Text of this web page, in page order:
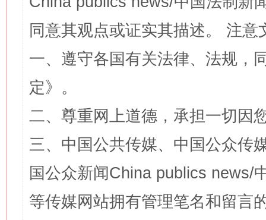
同意其观点或证实其描述。 注
一、遵守各国有关法律、法规，
定》。
二、尊重网上道德，承担一切因
三、中国公共传媒、中国公众传
国公众新闻China publics news/
等传媒网站拥有管理笔名和留言